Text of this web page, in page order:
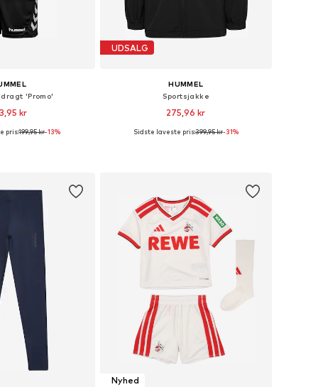
'Promo'
kr
+3
størrelser
pris:199,95 kr-13%
UDSALG
HUMMEL
Sportsjakke
275,96 kr
Fås i mange størrelser
Sidste laveste pris:399,95 kr-31%
Nyhed